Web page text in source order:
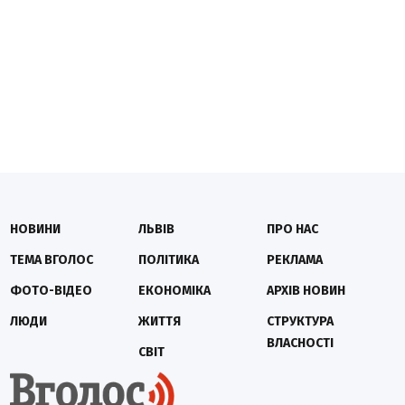
НОВИНИ
ТЕМА ВГОЛОС
ФОТО-ВІДЕО
ЛЮДИ
ЛЬВІВ
ПОЛІТИКА
ЕКОНОМІКА
ЖИТТЯ
СВІТ
ПРО НАС
РЕКЛАМА
АРХІВ НОВИН
СТРУКТУРА
ВЛАСНОСТІ